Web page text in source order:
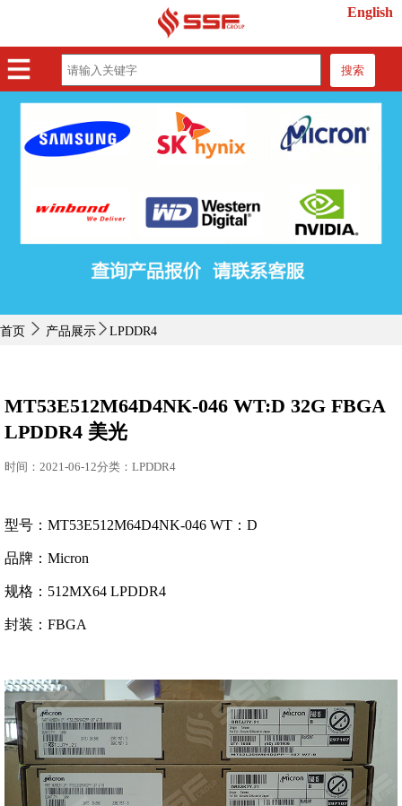
English
搜索
首页
产品展示
行业动态
首页 产品展示 LPDDR4
MT53E512M64D4NK-046 WT:D 32G FBGA
LPDDR4 美光
时间：2021-06-12分类：LPDDR4
型号：MT53E512M64D4NK-046 WT：D
品牌：Micron
规格：512MX64 LPDDR4
封装：FBGA